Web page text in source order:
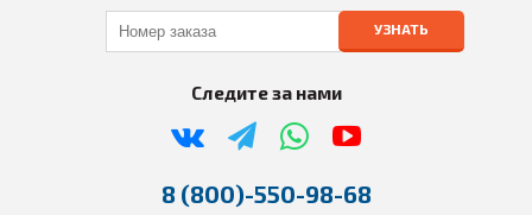
УЗНАТЬ
Следите за нами
8 (800)-550-98-68